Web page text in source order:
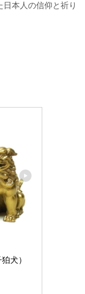
本人の信仰と祈り
犬）